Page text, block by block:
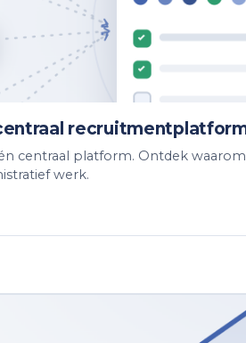
centraal platform. Ontdek
werk.